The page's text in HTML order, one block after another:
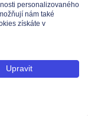
tř. T.Bati 299,
1 - Staré Město, IČO:
u Městského soudu v
personalizovaného
nám také
získáte v
Upravit